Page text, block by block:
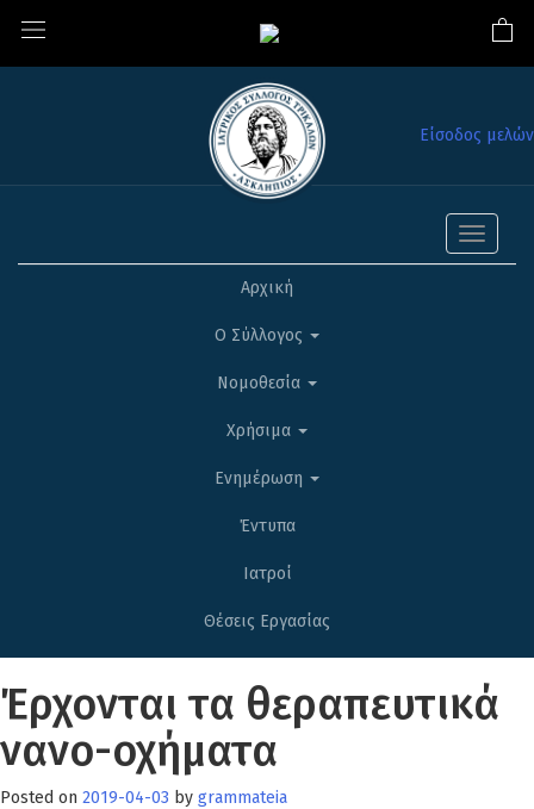
Είσοδος μελών
Toggle
Αρχική
Ο Σύλλογος
Νομοθεσία
Χρήσιμα
Ενημέρωση
Έντυπα
Ιατροί
Θέσεις Εργασίας
Έρχονται τα θεραπευτικά
νανο-οχήματα
Posted on 2019-04-03 by grammateia